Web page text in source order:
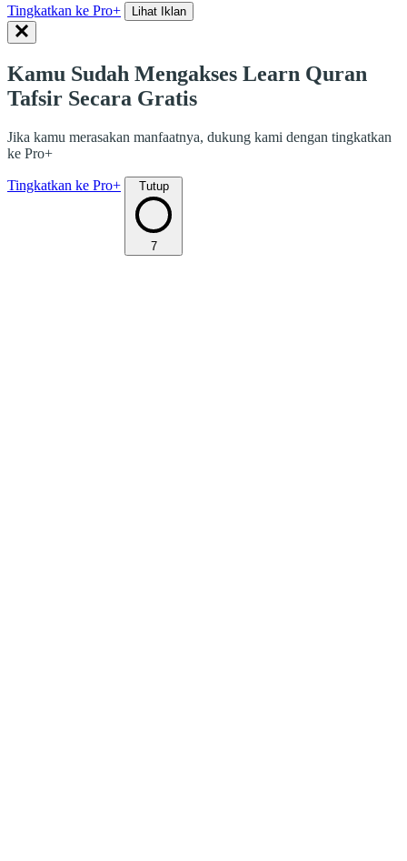
Tingkatkan ke Pro+ Lihat Iklan
Kamu Sudah Mengakses Learn Quran
Tafsir Secara Gratis
Jika kamu merasakan manfaatnya, dukung kami dengan tingkatkan
ke Pro+
Tingkatkan ke Pro+ Tutup
7